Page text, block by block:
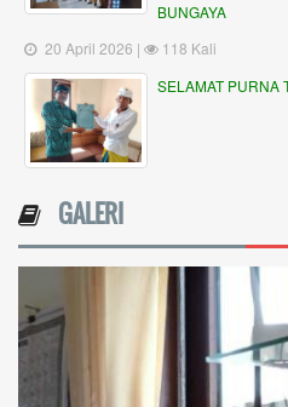
BUNGAYA
20 April 2026 |
118 Kali
SELAMAT PURNA
GALERI